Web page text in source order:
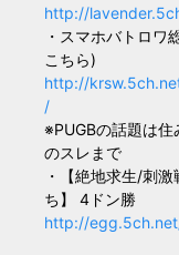
http://
・スマホバトロワ
こちら)
http://
/
※PUGBの話題は
のスレまで
・【絶地求生/刺
ち】 4ドン勝
http://